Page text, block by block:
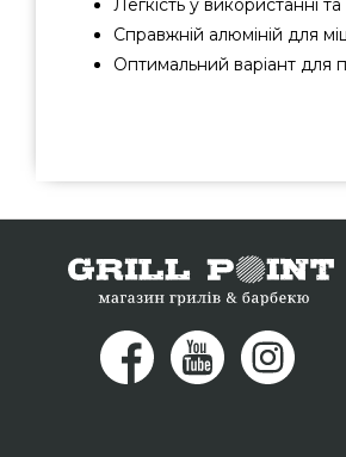
Легкість у використанні
Справжній алюміній для
Оптимальний варіант для
магазині грилів та мангалів
магазині grillpoint.com.ua
Рівне, Кам'янець-Подільський